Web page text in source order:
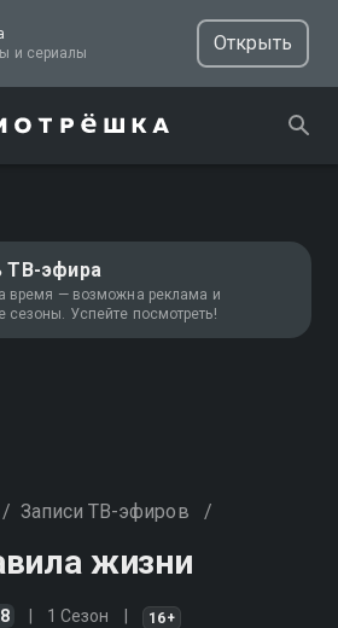
ТВ, фильмы и сериалы
Открыть
ТВ-эфира
время — возможна реклама и
сезоны. Успейте посмотреть!
/ Записи ТВ-эфиров /
жизни
1 Сезон 16+